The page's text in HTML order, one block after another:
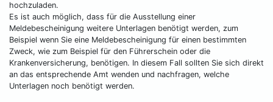
hochzuladen.
Es ist auch möglich, dass für die Ausstellung einer
Meldebescheinigung weitere Unterlagen benötigt werden, zum
Beispiel wenn Sie eine Meldebescheinigung für einen bestimmten
Zweck, wie zum Beispiel für den Führerschein oder die
Krankenversicherung, benötigen. In diesem Fall sollten Sie sich direkt
an das entsprechende Amt wenden und nachfragen, welche
Unterlagen noch benötigt werden.